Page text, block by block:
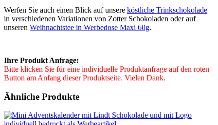
Werfen Sie auch einen Blick auf unsere köstliche Trinkschokolade
in verschiedenen Variationen von Zotter Schokoladen oder auf
unseren Weihnachtstee in Werbedose Maxi 60g.
Ihre Produkt Anfrage:
Bitte klicken Sie für eine individuelle Produktanfrage auf den roten
Button am Anfang dieser Produktseite. Vielen Dank.
Ähnliche Produkte